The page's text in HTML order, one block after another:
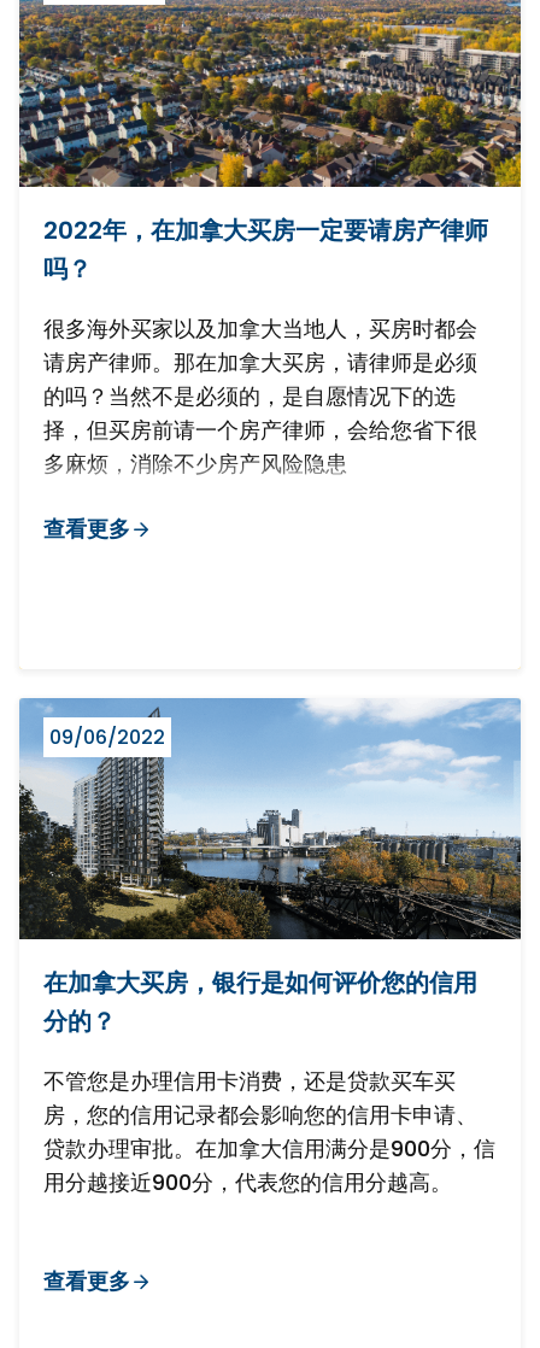
2022年，在加拿大买房一定要请房产律师
吗？
很多海外买家以及加拿大当地人，买房时都会
请房产律师。那在加拿大买房，请律师是必须
的吗？当然不是必须的，是自愿情况下的选
择，但买房前请一个房产律师，会给您省下很
多麻烦，消除不少房产风险隐患
查看更多
09/06/2022
在加拿大买房，银行是如何评价您的信用
分的？
不管您是办理信用卡消费，还是贷款买车买
房，您的信用记录都会影响您的信用卡申请、
贷款办理审批。在加拿大信用满分是900分，信
用分越接近900分，代表您的信用分越高。
查看更多